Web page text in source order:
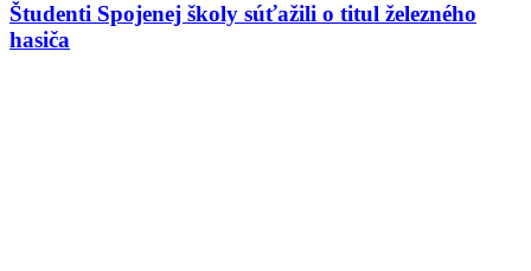
Študenti Spojenej školy súťažili o titul železného
hasiča